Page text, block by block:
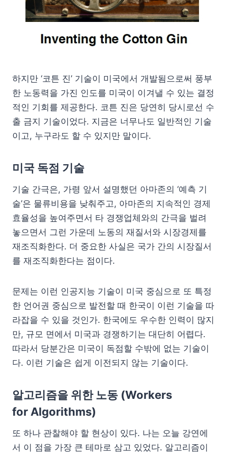
하지만 ‘코튼 진’ 기술이 미국에서 개발됨으로써 풍부
한 노동력을 가진 인도를 미국이 이겨낼 수 있는 결정
적인 기회를 제공한다. 코튼 진은 당연히 당시로선 수
출 금지 기술이었다. 지금은 너무나도 일반적인 기술
이고, 누구라도 할 수 있지만 말이다.
미국 독점 기술
기술 간극은, 가령 앞서 설명했던 아마존의 ‘예측 기
술’은 물류비용을 낮춰주고, 아마존의 지속적인 경제
효율성을 높여주면서 타 경쟁업체와의 간극을 벌려
놓으면서 그런 가운데 노동의 재질서와 시장경제를
재조직화한다. 더 중요한 사실은 국가 간의 시장질서
를 재조직화한다는 점이다.
문제는 이런 인공지능 기술이 미국 중심으로 또 특정
한 언어권 중심으로 발전할 때 한국이 이런 기술을 따
라잡을 수 있을 것인가. 한국에도 우수한 인력이 많지
만, 규모 면에서 미국과 경쟁하기는 대단히 어렵다.
따라서 당분간은 미국이 독점할 수밖에 없는 기술이
다. 이런 기술은 쉽게 이전되지 않는 기술이다.
알고리즘을 위한 노동 (Workers
for Algorithms)
또 하나 관찰해야 할 현상이 있다. 나는 오늘 강연에
서 이 점을 가장 큰 테마로 삼고 있었다. 알고리즘이